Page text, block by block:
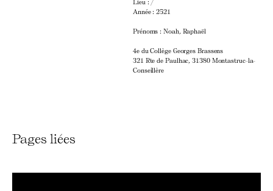
Année : 2521
Prénoms : Noah, Raphaël
4e du Collège Georges Brassens
321 Rte de Paulhac, 31380 Montastruc-la-
Conseillère
Pages liées